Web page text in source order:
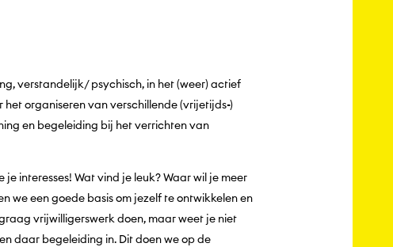
verstandelijk/ psychisch, in het (weer) actief
organiseren van verschillende (vrijetijds-)
en begeleiding bij het verrichten van
interesses! Wat vind je leuk? Waar wil je meer
we een goede basis om jezelf te ontwikkelen en
vrijwilligerswerk doen, maar weet je niet
daar begeleiding in. Dit doen we op de